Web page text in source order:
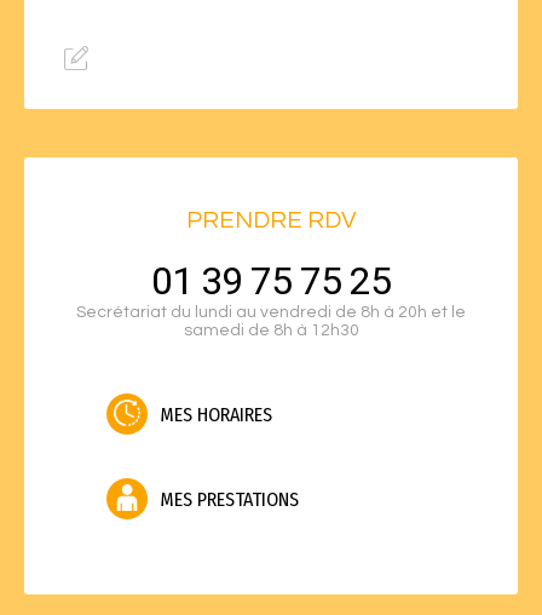
PRENDRE RDV
01 39 75 75 25
Secrétariat du lundi au vendredi de 8h à 20h et le
samedi de 8h à 12h30
MES HORAIRES
MES PRESTATIONS